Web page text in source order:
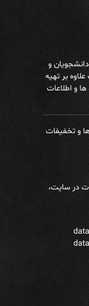
و
بر تهیه
و اطلاعات
و تخفیفات
در سایت،